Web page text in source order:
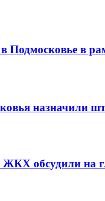
Подмосковье в
назначили
ЖКХ обсудили на